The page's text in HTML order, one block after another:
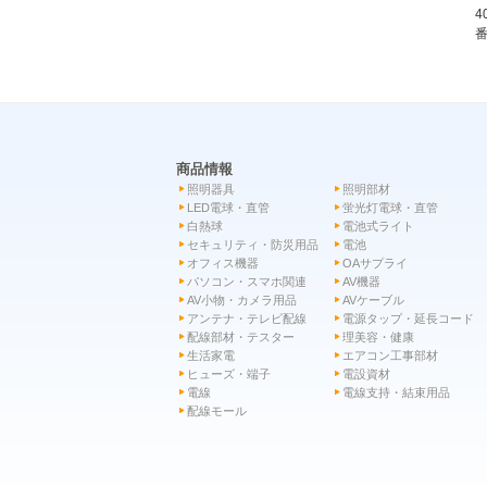
商品情報
照明器具
照明部材
LED電球・直管
蛍光灯電球・直管
白熱球
電池式ライト
セキュリティ・防災用品
電池
オフィス機器
OAサプライ
パソコン・スマホ関連
AV機器
AV小物・カメラ用品
AVケーブル
アンテナ・テレビ配線
電源タップ・延長コード
配線部材・テスター
理美容・健康
生活家電
エアコン工事部材
ヒューズ・端子
電設資材
電線
電線支持・結束用品
配線モール